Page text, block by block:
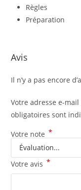
Règles
Préparation
Avis
Il n’y a pas encore
Votre adresse e-
obligatoires sont
Votre note *
Votre avis *